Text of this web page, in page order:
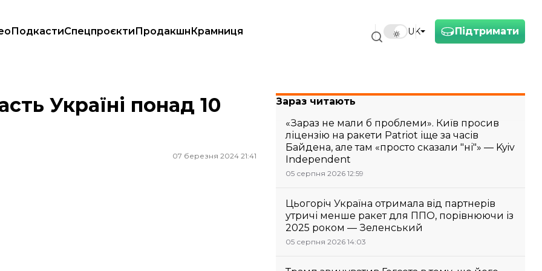
Підтримати
UK
ПодкастиСпецпроєктиПродакшнКрамниця
Україні понад 10
07 березня 2024 21:41
Зараз читають
«Зараз не мали б проблеми». Київ просив
ліцензію на ракети Patriot іще за часів
Байдена, але там «просто сказали "ні"» — Kyiv
Independent
05 серпня 2026 12:59
Цьогоріч Україна отримала від партнерів
утричі менше ракет для ППО, порівнюючи із
2025 роком — Зеленський
05 серпня 2026 14:03